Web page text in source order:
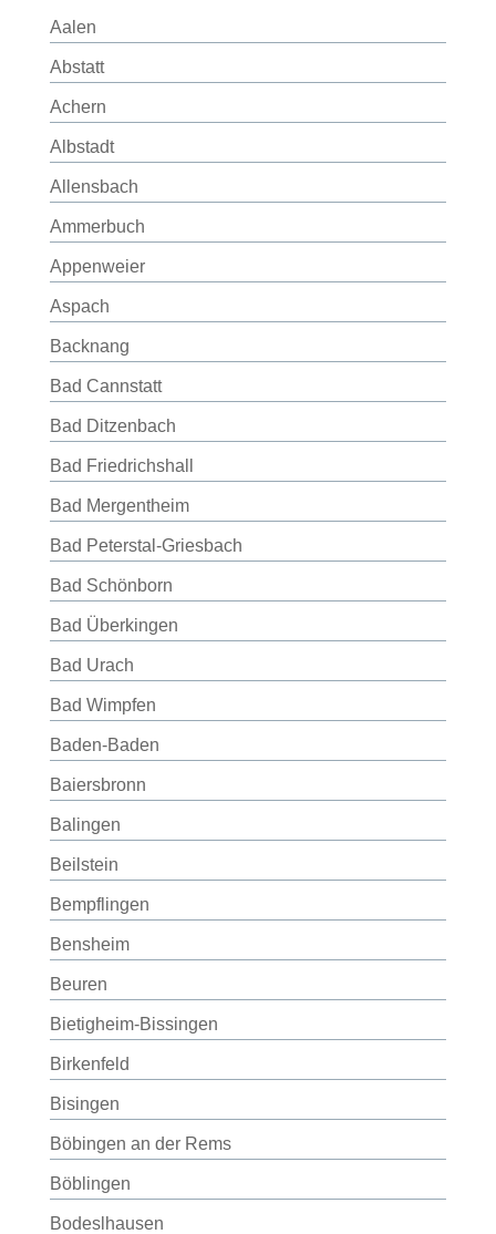
Aalen
Abstatt
Achern
Albstadt
Allensbach
Ammerbuch
Appenweier
Aspach
Backnang
Bad Cannstatt
Bad Ditzenbach
Bad Friedrichshall
Bad Mergentheim
Bad Peterstal-Griesbach
Bad Schönborn
Bad Überkingen
Bad Urach
Bad Wimpfen
Baden-Baden
Baiersbronn
Balingen
Beilstein
Bempflingen
Bensheim
Beuren
Bietigheim-Bissingen
Birkenfeld
Bisingen
Böbingen an der Rems
Böblingen
Bodeslhausen